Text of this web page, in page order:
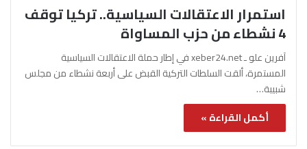
استمرار الاعتقالات السياسية.. تركيا توقف
4 نشطاء من حزب المساواة
آفرين علو ـ xeber24.net في إطار حملة الاعتقالات السياسية
المستمرة، ألقت السلطات التركية القبض على أربعة نشطاء من مجلس
شبيبة…
أكمل القراءة »